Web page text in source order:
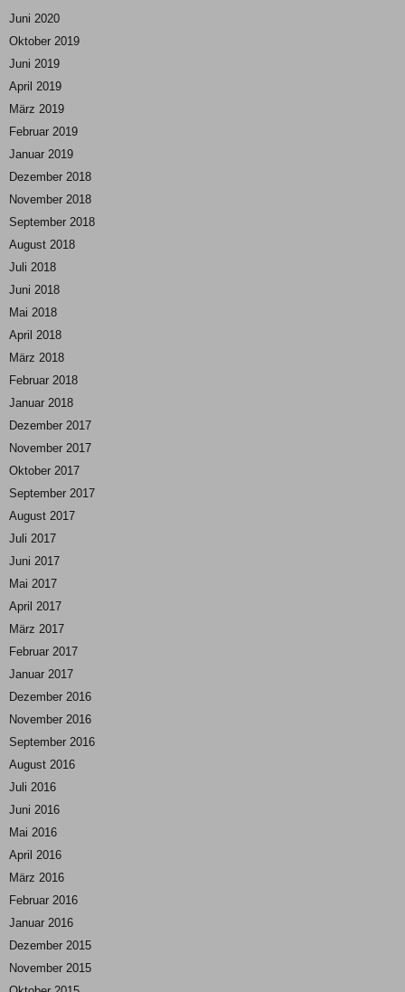
Juni 2020
Oktober 2019
Juni 2019
April 2019
März 2019
Februar 2019
Januar 2019
Dezember 2018
November 2018
September 2018
August 2018
Juli 2018
Juni 2018
Mai 2018
April 2018
März 2018
Februar 2018
Januar 2018
Dezember 2017
November 2017
Oktober 2017
September 2017
August 2017
Juli 2017
Juni 2017
Mai 2017
April 2017
März 2017
Februar 2017
Januar 2017
Dezember 2016
November 2016
September 2016
August 2016
Juli 2016
Juni 2016
Mai 2016
April 2016
März 2016
Februar 2016
Januar 2016
Dezember 2015
November 2015